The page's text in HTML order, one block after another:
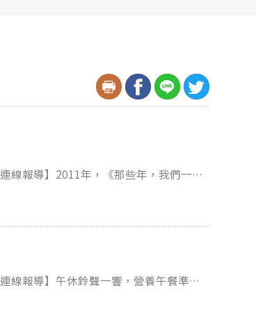
由於該片大多取景導演九把刀的家鄉彰